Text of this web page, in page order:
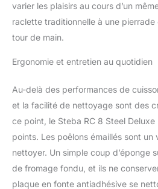
varier les plaisirs au cours d’un
raclette traditionnelle à une pierrade
tour de main.
Ergonomie et entretien au quotidien
Au-delà des performances de
et la facilité de nettoyage sont des
ce point, le Steba RC 8 Steel
points. Les poêlons émaillés sont un
nettoyer. Un simple coup d’éponge
de fromage fondu, et ils ne
plaque en fonte antiadhésive se